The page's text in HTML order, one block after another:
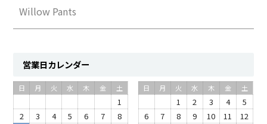
Willow Pants
営業日カレンダー
日 月 火 水 木 金 土
1
2
3 4 5 6 7
8
日 月 火 水 木 金 土
1 2 3 4
5
6
7 8 9 10 11
12